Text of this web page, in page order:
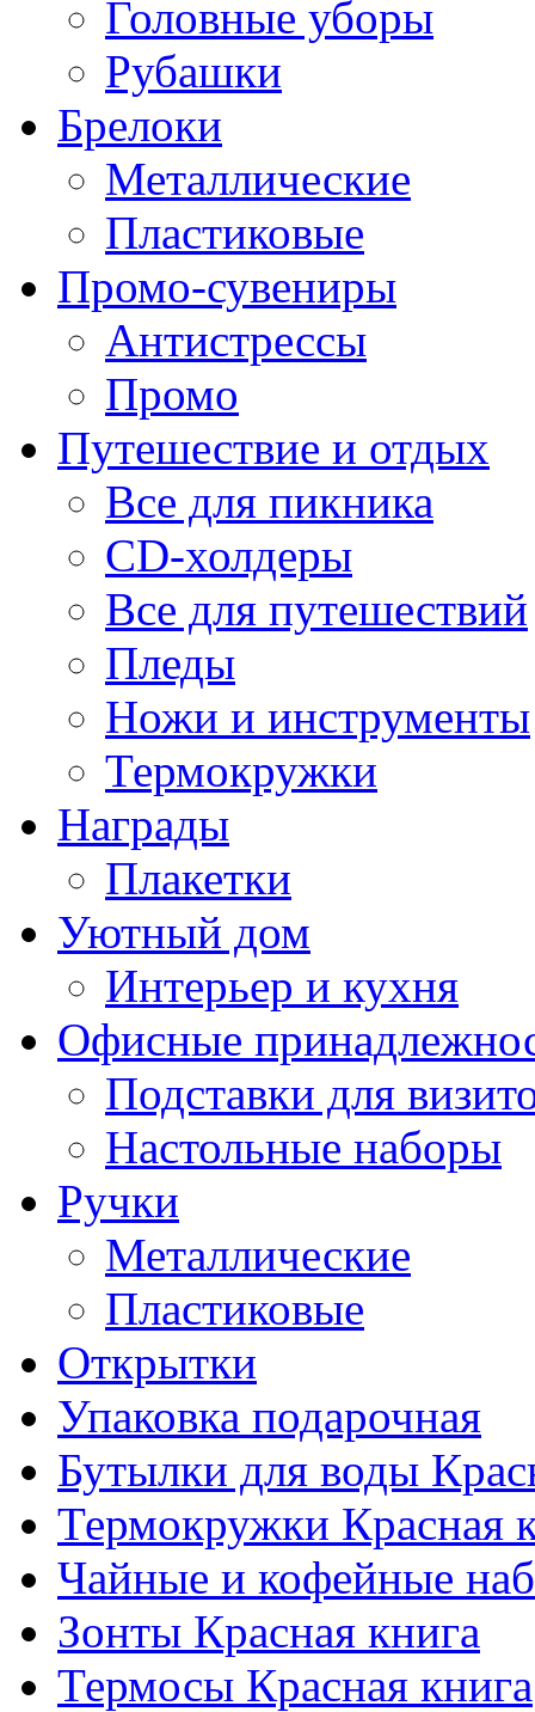
Головные уборы
Рубашки
Брелоки
Металлические
Пластиковые
Промо-сувениры
Антистрессы
Промо
Путешествие и отдых
Все для пикника
CD-холдеры
Все для путешествий
Пледы
Ножи и инструменты
Термокружки
Награды
Плакетки
Уютный дом
Интерьер и кухня
Офисные
Подставки для
Настольные наборы
Ручки
Металлические
Пластиковые
Открытки
Упаковка подарочная
Бутылки для воды
Термокружки Красная
Чайные и кофейные
Зонты Красная книга
Термосы Красная книга